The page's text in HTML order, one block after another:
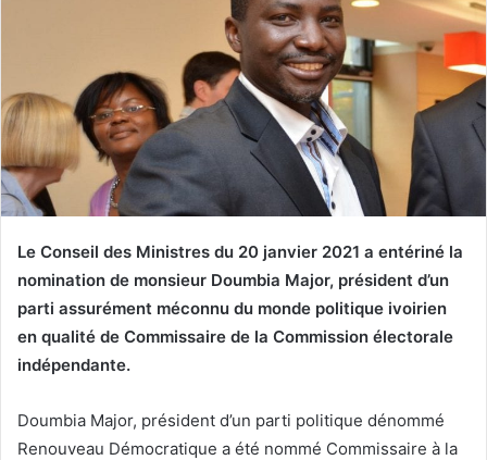
Le Conseil des Ministres du 20 janvier 2021 a entériné la
nomination de monsieur Doumbia Major, président d’un
parti assurément méconnu du monde politique ivoirien
en qualité de Commissaire de la Commission électorale
indépendante.
Doumbia Major, président d’un parti politique dénommé
Renouveau Démocratique a été nommé Commissaire à la